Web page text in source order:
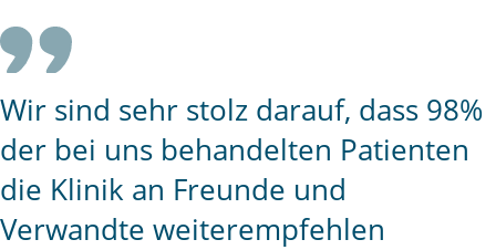
Wir sind sehr stolz darauf, dass 98%
der bei uns behandelten Patienten
die Klinik an Freunde und
Verwandte weiterempfehlen